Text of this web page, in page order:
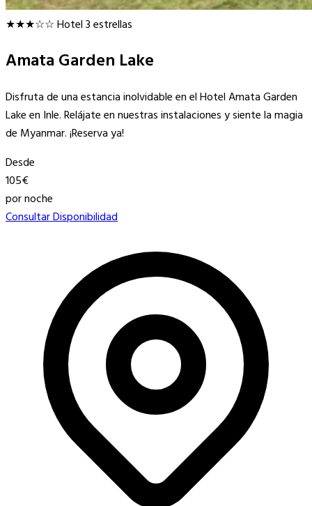
★★★☆☆Hotel 3 estrellas
Amata Garden Lake
Disfruta de una estancia inolvidable en el Hotel Amata Garden
Lake en Inle. Relájate en nuestras instalaciones y siente la magia
de Myanmar. ¡Reserva ya!
Desde
105€
por noche
Consultar Disponibilidad